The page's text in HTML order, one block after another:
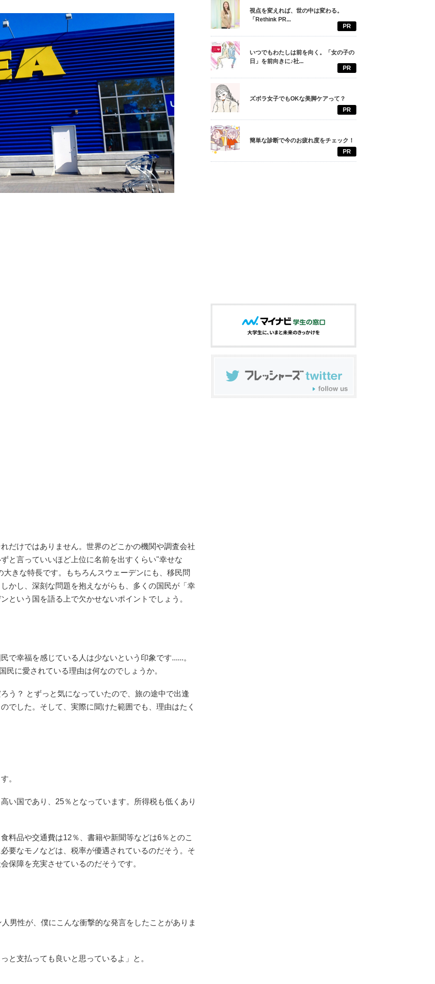
だけではありません。世界のどこかの機関や調査会社
と言っていいほど上位に名前を出すくらい"幸せな
きな特長です。もちろんスウェーデンにも、移民問
かし、深刻な問題を抱えながらも、多くの国民が「幸
という国を語る上で欠かせないポイントでしょう。
で幸福を感じている人は少ないという印象です......。
民に愛されている理由は何なのでしょうか。
う？ とずっと気になっていたので、旅の途中で出逢
でした。そして、実際に聞けた範囲でも、理由はたく
。
い国であり、25％となっています。所得税も低くあり
料品や交通費は12％、書籍や新聞等などは6％とのこ
要なモノなどは、税率が優遇されているのだそう。そ
保障を充実させているのだそうです。
男性が、僕にこんな衝撃的な発言をしたことがありま
と支払っても良いと思っているよ」と。
視点を変えれば、世の中は変わる。
「Rethink PR...
PR
いつでもわたしは前を向く。「女の子の
日」を前向きに♪社...
PR
ズボラ女子でもOKな美脚ケアって？
PR
簡単な診断で今のお疲れ度をチェック！
PR